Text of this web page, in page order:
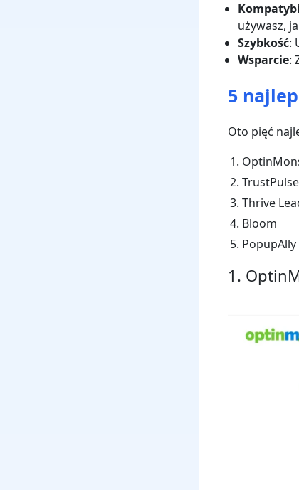
używasz,
Szybkość:
Wsparcie:
5
Oto pięć
TrustPulse
Thrive
Bloom
PopupAlly
1.